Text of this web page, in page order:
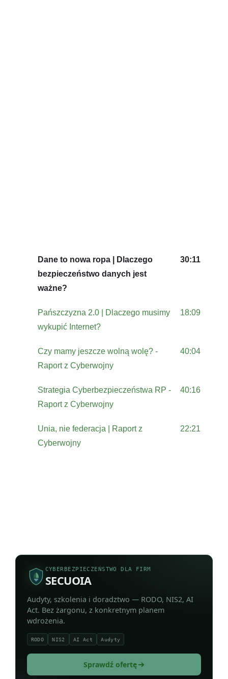
Dane to nowa ropa | Dlaczego
bezpieczeństwo danych jest
ważne?
30:11
Pańszczyzna 2.0 | Dlaczego musimy
wykupić Internet?
18:09
Czy mamy jeszcze wolną wolę? -
Raport z Cyberwojny
40:04
Strategia Cyberbezpieczeństwa RP -
Raport z Cyberwojny
40:16
Unia, nie federacja | Raport z
Cyberwojny
22:21
CYBERBEZPIECZEŃSTWO DLA FIRM
SECUOIA
Audyty, szkolenia i doradztwo — RODO, NIS2, AI
Act. Bez żargonu, z konkretnym planem
wdrożenia.
RODO NIS2 AI Act Audyty
Sprawdź ofertę